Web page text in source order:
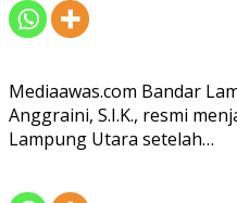
Mediaawas.com Bandar
Anggraini, S.I.K., resmi
Lampung Utara setelah…